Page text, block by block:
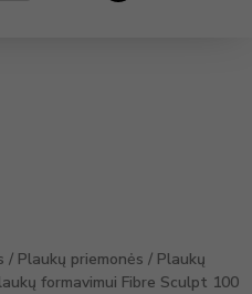
/ Plaukų priemonės / Plaukų
formavimui Fibre Sculpt 100